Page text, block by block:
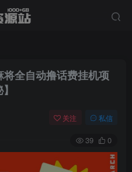
全自动撸话费挂机项
关注 私信
39 0